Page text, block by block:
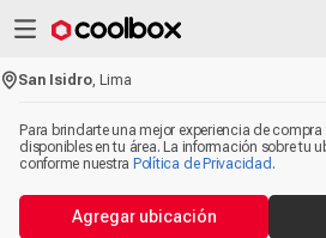
San Isidro ,Lima
Para brindarte una mejor experiencia de
disponibles en tu área. La información sobre tu
conforme nuestra Política de Privacidad .
Agregar ubicación